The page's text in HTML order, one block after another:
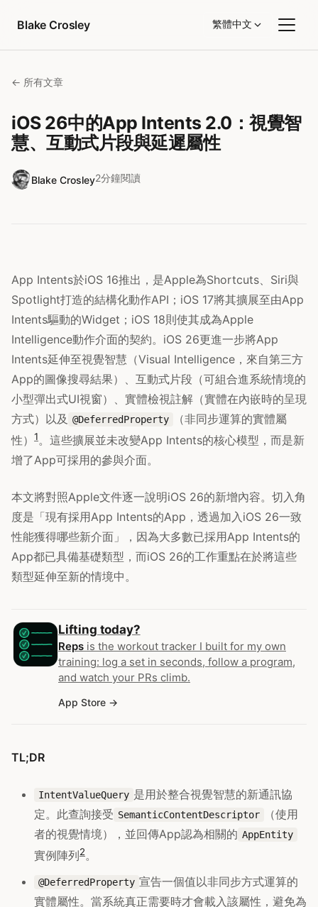
Blake Crosley
繁體中文
← 所有文章
iOS 26中的App Intents 2.0：視覺智
慧、互動式片段與延遲屬性
Blake Crosley2分鐘閱讀
App Intents於iOS 16推出，是Apple為Shortcuts、Siri與
Spotlight打造的結構化動作API；iOS 17將其擴展至由App
Intents驅動的Widget；iOS 18則使其成為Apple
Intelligence動作介面的契約。iOS 26更進一步將App
Intents延伸至視覺智慧（Visual Intelligence，來自第三方
App的圖像搜尋結果）、互動式片段（可組合進系統情境的
小型彈出式UI視窗）、實體檢視註解（實體在內嵌時的呈現
方式）以及 @DeferredProperty
（非同步運算的實體屬
性）
1。這些擴展並未改變App Intents的核心模型，而是新
增了App可採用的參與介面。
本文將對照Apple文件逐一說明iOS 26的新增內容。切入角
度是「現有採用App Intents的App，透過加入iOS 26一致
性能獲得哪些新介面」，因為大多數已採用App Intents的
App都已具備基礎類型，而iOS 26的工作重點在於將這些
類型延伸至新的情境中。
Lifting today?
Reps is the workout tracker I built for my own
training: log a set in seconds, follow a program,
and watch your PRs climb.
App Store
TL;DR
IntentValueQuery 是用於整合視覺智慧的新通訊協
定。此查詢接受 SemanticContentDescriptor
（使用
者的視覺情境），並回傳App認為相關的 AppEntity
實例陣列2。
@DeferredProperty 宣告一個值以非同步方式運算的
實體屬性。當系統真正需要時才會載入該屬性，避免為